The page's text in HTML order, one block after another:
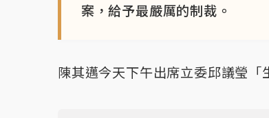
案，給予最嚴厲的制裁。
陳其邁今天下午出席立委邱議瑩「